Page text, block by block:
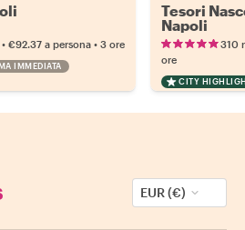
• €92.37 a persona • 3 ore
IMMEDIATA
Tesori
Napoli
310
ore
CITY
EUR (€)